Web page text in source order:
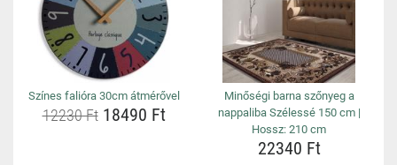
Színes falióra 30cm átmérővel
12230 Ft18490 Ft
Minőségi barna szőnyeg a
nappaliba Szélessé 150 cm |
Hossz: 210 cm
22340 Ft